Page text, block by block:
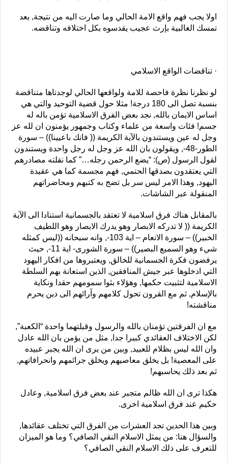
اولا يجب فهم واقع الامة الحالي وما صارت اليه من نتيجة, بعد
تمسك الغالبية بإرث عجيب يقدسوه بكل اختلافه وتناقضه.
· تناقضات الواقع الاسلامي
لو نظرنا نظرة فاحصة للامة ولواقعها الحالي لوجدناها متناقضة
بنسبة تصل الى 180 درجة! مثلا حول قضية التوحيد والتي هي
اساس الايمان بالله, نجد بعض الفرق الاسلامية تؤمن باله له
جسم! فئات واسعة من علماء وكتاب وجمهور يؤمنون ان لله عز
وجل له عين ويستندون بالآية الكريمة (( فانك باعيينا)) – سورة
الطور-48-, ويقولون بان الله عز وجل له رجل واحدة ويستندون
لقول الرسول (ص): “يضع الرحمن رجله…” كما نقلته مصادرهم
التي يعتقدون بصدقها الحتمي, فهم مجسمة كما هي عقيدة
اليهود, وهذا الامر ليس سر بل تضج به كتبهم ومحاضراتهم
المنقولة عبر الشاشات.
بالمقابل هناك فرق اسلامية لا تعتقد بالجسمانية استنادا الى الآية
الكريمة (( لا تدركه الابصار وهو يدرك الابصار وهو اللطيف
الخبير)) – سورة الانعام – اية 103-, وانه سبحانه ((ليس كمثله
شيء وهو السميع البصير)) – سورة الشورى- اية 11-, حيث
يرفضون فكرة الجسمانية للخالق, ويعتبروها من افكار اليهود
التي ادخلوها عبر جيش المنافقين, الذين استعانة بهم السلطة
الاسلامية لتثبيت حكمها, وهؤلاء بثوا سمومهم حقدا ونكاية
بالإسلام, ثم مع القرون تحول كلامهم وآرائهم الى دين يحرم
مناقشته!
مع ان الفرقتين تؤمنان بالله والرسول وقبلتهما واحدة “الكعبة”,
لكن الاختلاف العقائدي كبيرا جدا, مثل من يؤمن بان الله عادل
وان الله ليس بظلام للعبيد, وبين من يرى ان الله يجبر عبيده
على المعصية! بل يخلق معاصيهم ويخلق جرائمهم وانحرافاتهم,
ثم بعد ذلك يحاسبهم!
هكذا ترى ان الله ظالم متجبر عند بعض فرق اسلامية, وعادل
حكيم عند فرق اسلامية اخرى.
وبين هذا الحدين تجد العشرات من الفرق التي تختلف عقائدها,
والسؤال هنا: من يمثل الاسلام النقي الصافي؟ وما هو الميزان
للتعرف على ذلك الاسلام النقي الصافي؟